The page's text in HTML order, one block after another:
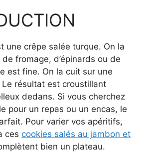
une crêpe salée turque. On la
fromage, d’épinards ou de
est fine. On la cuit sur une
résultat est croustillant
dedans. Si vous cherchez
pour un repas ou un encas, le
Pour varier vos apéritifs,
ces cookies salés au jambon et
bien un plateau.